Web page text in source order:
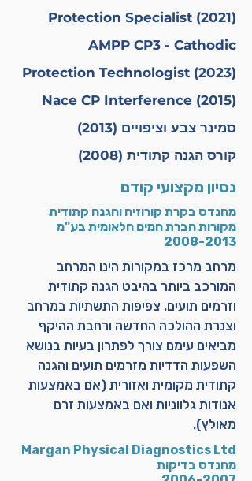
Protection Specialist (2021)
AMPP CP3 - Cathodic
Protection Technologist (2023)
(Nace CP Interference (2015
​סמינר צבע וציפויים (2013)
​קורס הגנה קתודית (2008)
נסיון מקצועי קודם
מהנדס בקרת קורוזיה והגנה קתודית
מקורות חברת המים הלאומית בע"מ
2008-2013
מרחב מרכז במקורות הינו המרחב
המורכב ביותר בהיבט הגנה קתודית
וזרמים תועים. צפיפות התשתיות במרחב
וצנרת ההולכה החדשה ורחבת ההיקף
מביאים עימם צורך לפתרון בעיות בנושא
השפעות הדדיות מזרמים תועים והגנה
קתודית מקומית ואזורית (אם באמצעות
אנודות גלווניות ואם באמצעות זרם
מאולץ).
Margan Physical Diagnostics Ltd
מהנדס בדיקות